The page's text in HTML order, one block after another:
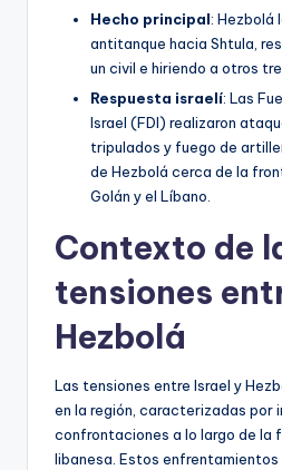
Hecho principal: Hezbolá
antitanque hacia Shtula,
un civil e hiriendo a otros
Respuesta israelí: Las
Israel (FDI) realizaron
tripulados y fuego de
de Hezbolá cerca de la
Golán y el Líbano.
Contexto de
tensiones
Hezbolá
Las tensiones entre Israel y
en la región, caracterizadas por
confrontaciones a lo largo de la
libanesa. Estos